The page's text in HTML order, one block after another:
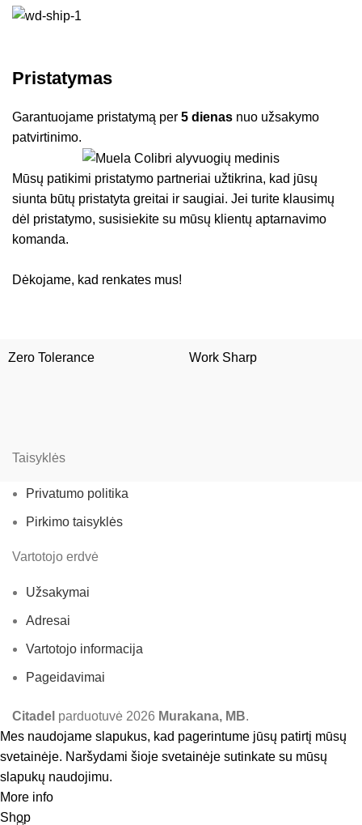
Pristatymas
Garantuojame pristatymą per5 dienas nuo užsakymo
patvirtinimo.
Mūsų patikimi pristatymo partneriai užtikrina, kad jūsų
siunta būtų pristatyta greitai ir saugiai. Jei turite klausimų
dėl pristatymo, susisiekite su mūsų klientų aptarnavimo
komanda.
Dėkojame, kad renkates mus!
Zero Tolerance Work Sharp
Taisyklės
Privatumo politika
Pirkimo taisyklės
Vartotojo erdvė
Užsakymai
Adresai
Vartotojo informacija
Pageidavimai
Citadel parduotuvė 2026 Murakana, MB.
Mes naudojame slapukus, kad pagerintume jūsų patirtį mūsų
svetainėje. Naršydami šioje svetainėje sutinkate su mūsų
slapukų naudojimu.
More info
Shop